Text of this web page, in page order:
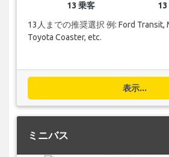
13 乗客
13
13人までの推奨選択 例: Ford Transit,
Toyota Coaster, etc.
表示...
ミニバス